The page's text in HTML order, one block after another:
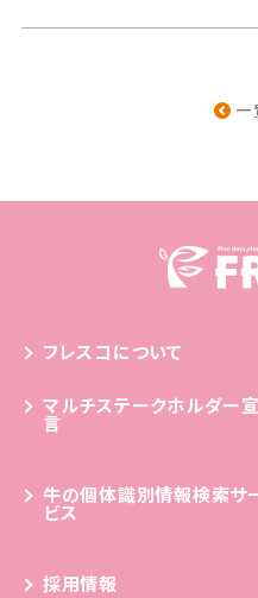
一
フレスコについて
マルチステークホルダー宣
言
牛の個体識別情報検索サ
ビス
採用情報